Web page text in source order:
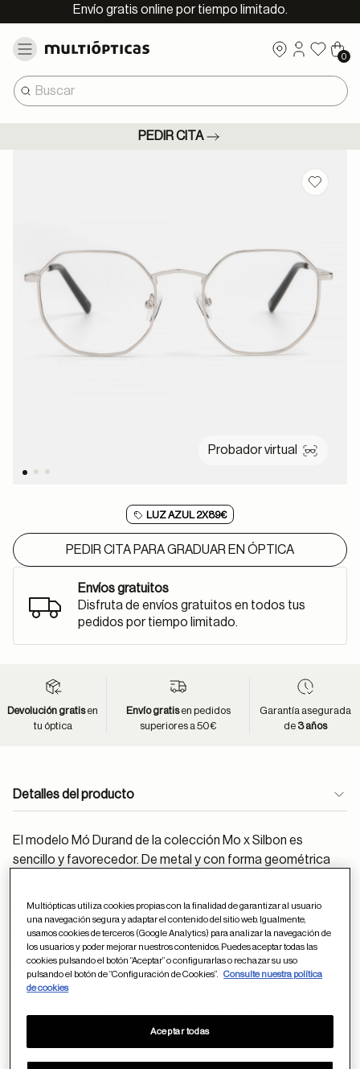
Envío gratis online por tiempo limitado.
0
PEDIR CITA
Probador virtual
LUZ AZUL 2X89€
PEDIR CITA PARA GRADUAR EN ÓPTICA
Envíos gratuitos
Disfruta de envíos gratuitos en todos tus
pedidos por tiempo limitado.
Devolución gratisen
tu óptica
Envío gratisen pedidos
superiores a 50€
Garantía asegurada
de 3 años
Detalles del producto
El modelo Mó Durand de la colección Mo x Silbon es
sencillo y favorecedor. De metal y con forma geométrica
Material:Metal
Sigue estosconsejospara el cuidado de las gafas
Medidas (milímetros):
145
Multiópticas utiliza cookies propias con la finalidad de garantizar al usuario
una navegación segura y adaptar el contenido del sitio web. Igualmente,
usamos cookies de terceros (Google Analytics) para analizar la navegación de
los usuarios y poder mejorar nuestros contenidos. Puedes aceptar todas las
cookies pulsando el botón “Aceptar” o configurarlas o rechazar su uso
pulsando el botón de “Configuración de Cookies”.
Consulte nuestra política
de cookies
Aceptar todas